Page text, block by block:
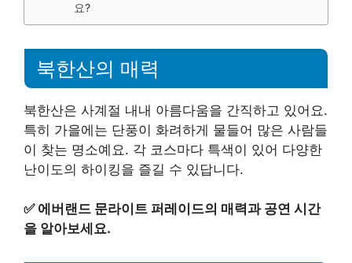
요?
북한산의 매력
북한산은 사계절 내내 아름다움을 간직하고 있어요.
특히 가을에는 단풍이 화려하게 물들어 많은 사람들
이 찾는 명소예요. 각 코스마다 특색이 있어 다양한
난이도의 하이킹을 즐길 수 있답니다.
✅ 에버랜드 문라이트 퍼레이드의 매력과 공연 시간
을 알아보세요.